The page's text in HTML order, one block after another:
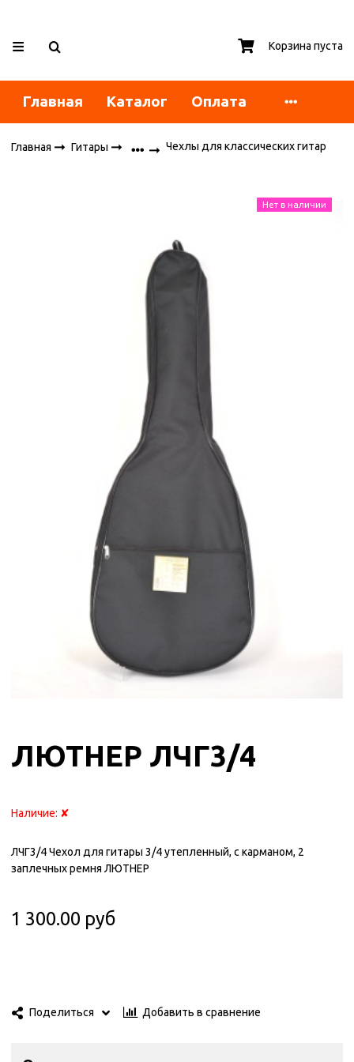
Корзина пуста
Главная Каталог Оплата
Главная Гитары Чехлы для классических гитар
Нет в наличии
ЛЮТНЕР ЛЧГ3/4
Наличие: ✘
ЛЧГ3/4 Чехол для гитары 3/4 утепленный, с карманом, 2
заплечных ремня ЛЮТНЕР
1 300.00 руб
Поделиться Добавить в сравнение